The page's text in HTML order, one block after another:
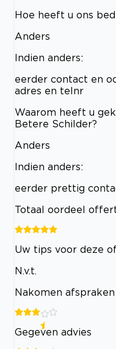
Hoe heeft u ons
Anders
Indien anders:
eerder contact en
adres en telnr
Waarom heeft u
Betere Schilder?
Anders
Indien anders:
eerder prettig
Totaal oordeel
Uw tips voor deze
N.v.t.
Nakomen afspraken
Gegeven advies